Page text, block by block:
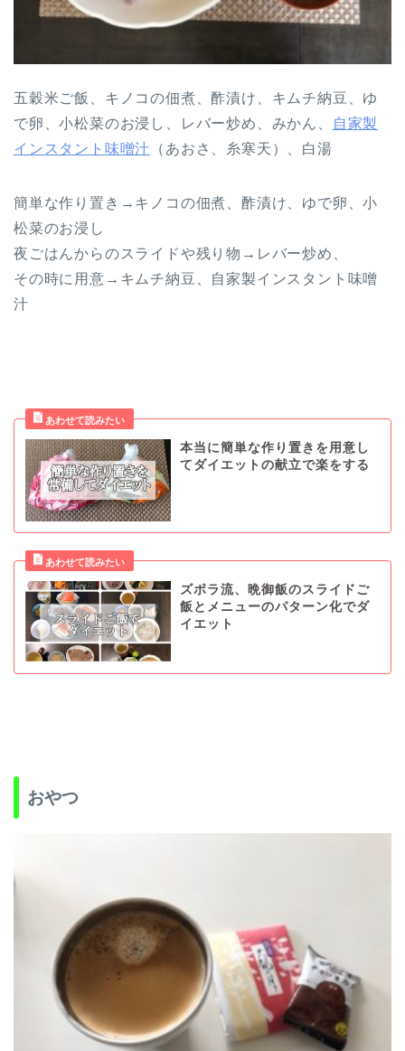
五穀米ご飯、キノコの佃煮、酢漬け、キムチ納豆、ゆ
で卵、小松菜のお浸し、レバー炒め、みかん、
自家製
インスタント味噌汁 （あおさ、糸寒天）、白湯
簡単な作り置き→キノコの佃煮、酢漬け、ゆで卵、小
松菜のお浸し
夜ごはんからのスライドや残り物→レバー炒め、
その時に用意→キムチ納豆、自家製インスタント味噌
汁
本当に簡単な作り置きを用意し
てダイエットの献立で楽をする
ズボラ流、晩御飯のスライドご
飯とメニューのパターン化でダ
イエット
おやつ